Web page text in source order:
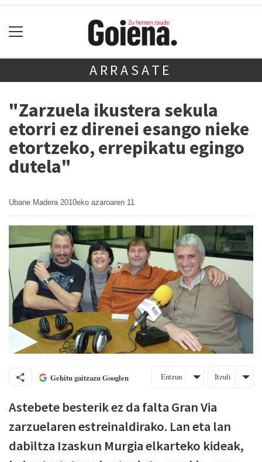
ARRASATE
"Zarzuela ikustera sekula
etorri ez direnei esango nieke
etortzeko, errepikatu egingo
dutela"
Ubane Madera 2010eko azaroaren 11
Gehitu gaitzazu Googlen Entzun Itzuli
Astebete besterik ez da falta Gran Via
zarzuelaren estreinaldirako. Lan eta lan
dabiltza Izaskun Murgia elkarteko kideak,